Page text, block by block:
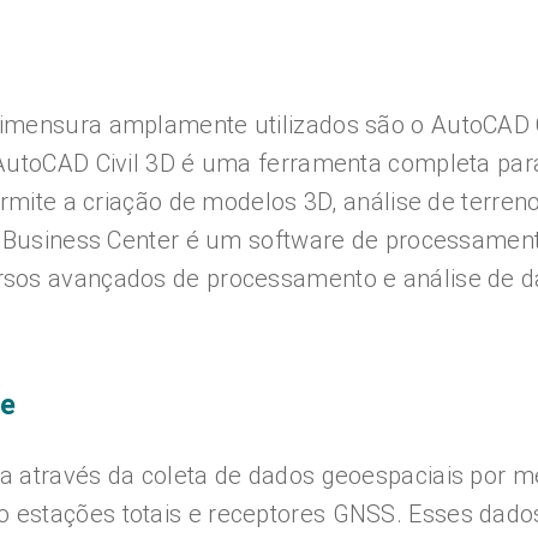
amplamente utilizados são o AutoCAD
Civil 3D é uma ferramenta completa
a criação de modelos 3D, análise de
Center é um software de
avançados de processamento e análise de
através da coleta de dados geoespaciais por
totais e receptores GNSS. Esses